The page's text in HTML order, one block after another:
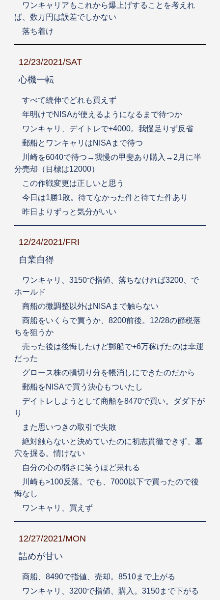
ワンキャリアもこれから爆上げすることを考えれ
ば、数万円は誤差でしかない
落ち着け
12/23/2021/SAT
心機一転
すべて続伸でどれも買えず
年明けでNISAが使えるようになるまで待つか
ワンキャリ、デイトレで+4000。我慢足りず反省
郵船とワンキャリはNISAまで待つ
川崎を6040で待つ→我慢の甲斐あり購入→2月に半
分売却（目標は12000）
この作戦変更は正しいと思う
今日は1勝1敗。待てなかった件と待てた件あり
昨日よりずっと気分がいい
12/24/2021/FRI
自業自得
ワンキャリ、3150で指値、落ちなければ3200、で
ホールド
商船の微調整以外はNISAまで触らない
商船をいくらで買うか、8200前後。12/28の節税落
ちを狙うか
売った後は後悔したけど郵船で+6万稼げたのは幸運
だった
グロース株の損切り分を帳消しにできたのだから
郵船をNISAで買う決心もついたし
デイトレしようとして商船を8470で買い。ダダ下が
り
また思いつきの取引で失敗
絶対触らないと決めていたのに初志貫徹できず、墓
穴を掘る。情けない
自分の心の弱さに笑うほど呆れる
川崎も>100反落。でも、7000以下で買ったので後
悔なし
ワンキャリ、買えず
12/27/2021/MON
詰めが甘い
商船、8490で指値、売却。8510まで上がる
ワンキャリ、3200で指値、購入。3150まで下がる